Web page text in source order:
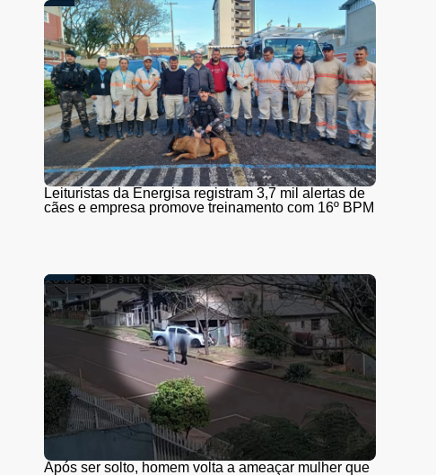
Leituristas da Energisa registram 3,7 mil alertas de
cães e empresa promove treinamento com 16º BPM
Após ser solto, homem volta a ameaçar mulher que